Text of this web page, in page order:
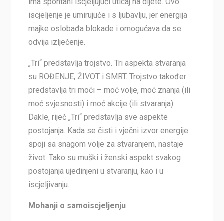
iscjeljenje je umirujuće i s ljubavlju, jer energija
majke oslobađa blokade i omogućava da se
odvija izlječenje.
„Tri“ predstavlja trojstvo. Tri aspekta stvaranja
su ROĐENJE, ŽIVOT i SMRT. Trojstvo također
predstavlja tri moći – moć volje, moć znanja (ili
moć svjesnosti) i moć akcije (ili stvaranja).
Dakle, riječ „Tri“ predstavlja sve aspekte
postojanja. Kada se čisti i vječni izvor energije
spoji sa snagom volje za stvaranjem, nastaje
život. Tako su muški i ženski aspekt svakog
postojanja ujedinjeni u stvaranju, kao i u
iscjeljivanju.
Mohanji o samoiscjeljenju